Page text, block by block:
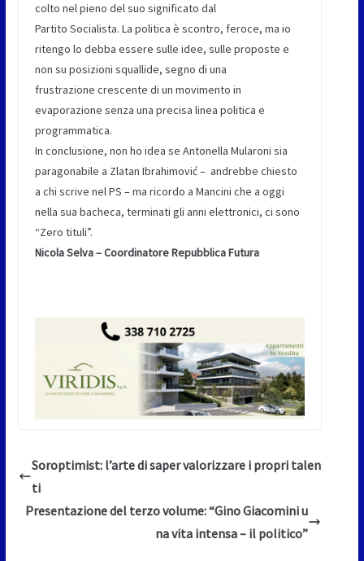
colto nel pieno del suo significato dal
Partito Socialista. La politica è scontro, feroce, ma io
ritengo lo debba essere sulle idee, sulle proposte e
non su posizioni squallide, segno di una
frustrazione crescente di un movimento in
evaporazione senza una precisa linea politica e
programmatica.
In conclusione, non ho idea se Antonella Mularoni sia
paragonabile a Zlatan Ibrahimović – andrebbe chiesto
a chi scrive nel PS – ma ricordo a Mancini che a oggi
nella sua bacheca, terminati gli anni elettronici, ci sono
“Zero tituli”.
Nicola Selva – Coordinatore Repubblica Futura
Soroptimist: l’arte di saper valorizzare i propri talen
ti
Presentazione del terzo volume: “Gino Giacomini u
na vita intensa – il politico”